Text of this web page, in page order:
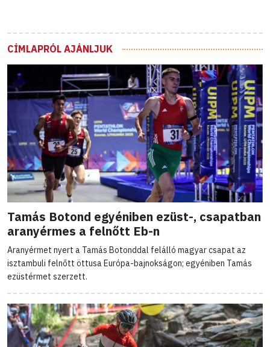
CÍMLAPRÓL AJÁNLJUK
Tamás Botond egyéniben ezüst-, csapatban
aranyérmes a felnőtt Eb-n
Aranyérmet nyert a Tamás Botonddal felálló magyar csapat az
isztambuli felnőtt öttusa Európa-bajnokságon; egyéniben Tamás
ezüstérmet szerzett.